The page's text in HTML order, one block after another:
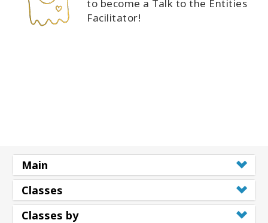
to become a Talk to the Entities
Facilitator!
Main
Classes
Classes by